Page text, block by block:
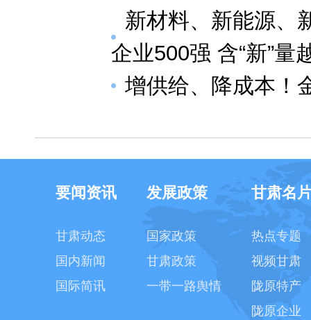
新材料、新能源
企业500强 含“新”量
增供给、降成本！
要闻资讯
甘肃动态
国内新闻
国际简讯
发展政策
国家政策
甘肃政策
一带一路舆情
甘肃名
热点专题
视频甘肃
陇原特产
陇原企业